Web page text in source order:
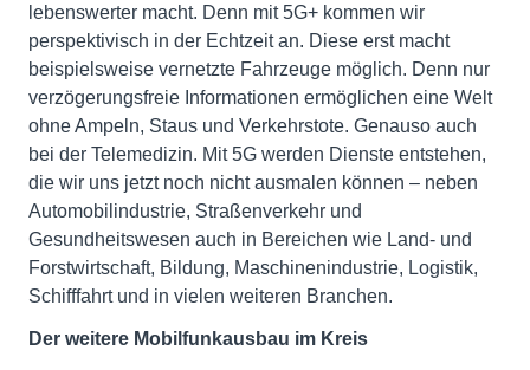
lebenswerter macht. Denn mit 5G+ kommen wir
perspektivisch in der Echtzeit an. Diese erst macht
beispielsweise vernetzte Fahrzeuge möglich. Denn nur
verzögerungsfreie Informationen ermöglichen eine Welt
ohne Ampeln, Staus und Verkehrstote. Genauso auch
bei der Telemedizin. Mit 5G werden Dienste entstehen,
die wir uns jetzt noch nicht ausmalen können – neben
Automobilindustrie, Straßenverkehr und
Gesundheitswesen auch in Bereichen wie Land- und
Forstwirtschaft, Bildung, Maschinenindustrie, Logistik,
Schifffahrt und in vielen weiteren Branchen.
Der weitere Mobilfunkausbau im Kreis